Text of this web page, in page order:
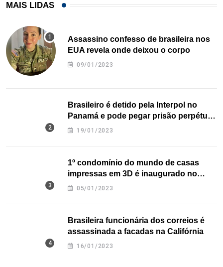
MAIS LIDAS
Assassino confesso de brasileira nos
EUA revela onde deixou o corpo
09/01/2023
Brasileiro é detido pela Interpol no
Panamá e pode pegar prisão perpétua
nos EUA
19/01/2023
1º condomínio do mundo de casas
impressas em 3D é inaugurado no
Texas
05/01/2023
Brasileira funcionária dos correios é
assassinada a facadas na Califórnia
16/01/2023